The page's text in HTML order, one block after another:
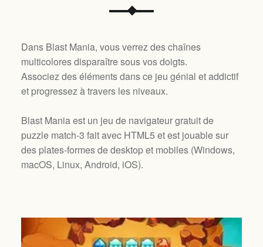
Dans Blast Mania, vous verrez des chaînes
multicolores disparaître sous vos doigts.
Associez des éléments dans ce jeu génial et addictif
et progressez à travers les niveaux.
Blast Mania est un jeu de navigateur gratuit de
puzzle match-3 fait avec HTML5 et est jouable sur
des plates-formes de desktop et mobiles (Windows,
macOS, Linux, Android, iOS).